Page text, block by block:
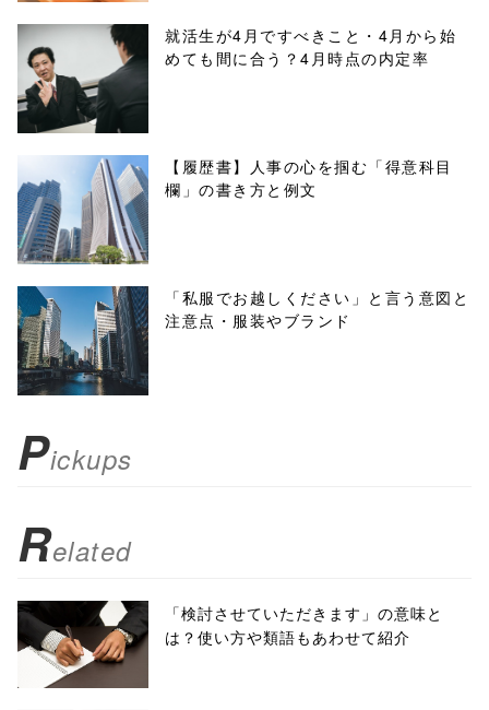
/1039881"
onclick="windo
w.open(this.hre
f, 'Gwindow',
'width=550,
height=450,
menubar=no,
toolbar=no,
scrollbars=yes'
false;"> シェア
就活生が4月ですべきこと・4月から始
めても間に合う？4月時点の内定率
【履歴書】人事の心を掴む「得意科目
欄」の書き方と例文
「私服でお越しください」と言う意図と
注意点・服装やブランド
Pickups
Related
「検討させていただきます」の意味と
は？使い方や類語もあわせて紹介